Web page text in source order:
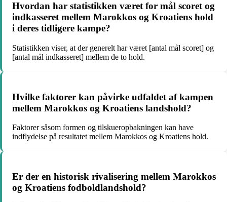
Hvordan har statistikken været for mål scoret og
indkasseret mellem Marokkos og Kroatiens hold
i deres tidligere kampe?
Statistikken viser, at der generelt har været [antal mål scoret] og
[antal mål indkasseret] mellem de to hold.
Hvilke faktorer kan påvirke udfaldet af kampen
mellem Marokkos og Kroatiens landshold?
Faktorer såsom formen og tilskueropbakningen kan have
indflydelse på resultatet mellem Marokkos og Kroatiens hold.
Er der en historisk rivalisering mellem Marokkos
og Kroatiens fodboldlandshold?